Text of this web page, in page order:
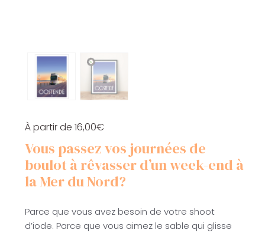
À partir de16,00€
Vous passez vos journées de
boulot à rêvasser d’un week-end à
la Mer du Nord?
Parce que vous avez besoin de votre shoot
d’iode. Parce que vous aimez le sable qui glisse